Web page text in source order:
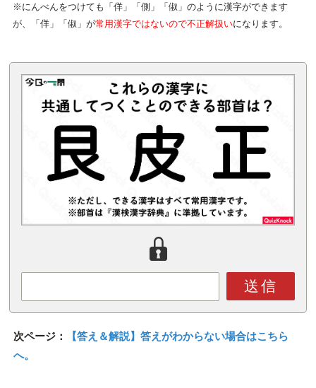
※にんべんをつけても「佯」「側」「俶」のように漢字ができます
が、「佯」「俶」が常用漢字ではないので不正解扱いになります。
送信
次ページ：
【答え＆解説】答えがわからない場合はこちら
へ。